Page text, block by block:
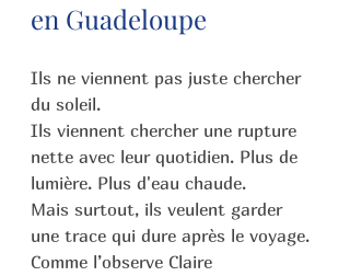
en Guadeloupe
Ils ne viennent pas juste chercher
du soleil.
Ils viennent chercher une rupture
nette avec leur quotidien. Plus de
lumière. Plus d'eau chaude.
Mais surtout, ils veulent garder
une trace qui dure après le voyage.
Comme l’observe Claire